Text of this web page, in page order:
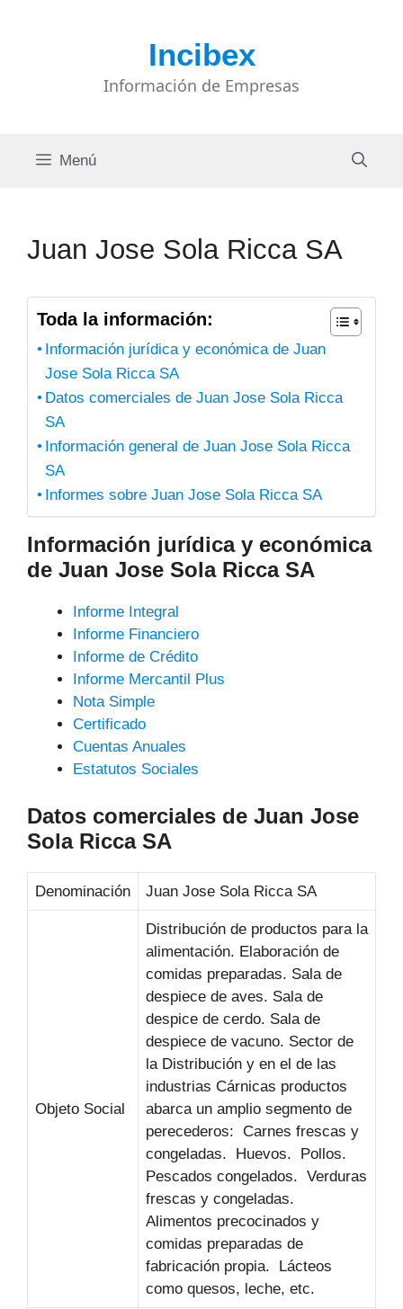
Incibex
Información de Empresas
Menú
Juan Jose Sola Ricca SA
Toda la información:
Información jurídica y económica de Juan
Jose Sola Ricca SA
Datos comerciales de Juan Jose Sola Ricca
SA
Información general de Juan Jose Sola Ricca
SA
Informes sobre Juan Jose Sola Ricca SA
Información jurídica y económica
de Juan Jose Sola Ricca SA
Informe Integral
Informe Financiero
Informe de Crédito
Informe Mercantil Plus
Nota Simple
Certificado
Cuentas Anuales
Estatutos Sociales
Datos comerciales de Juan Jose
Sola Ricca SA
Denominación Juan Jose Sola Ricca SA
Objeto Social
Distribución de productos para la
alimentación. Elaboración de
comidas preparadas. Sala de
despiece de aves. Sala de
despice de cerdo. Sala de
despiece de vacuno. Sector de
la Distribución y en el de las
industrias Cárnicas productos
abarca un amplio segmento de
perecederos:  Carnes frescas y
congeladas.  Huevos.  Pollos. 
Pescados congelados.  Verduras
frescas y congeladas. 
Alimentos precocinados y
comidas preparadas de
fabricación propia.  Lácteos
como quesos, leche, etc.